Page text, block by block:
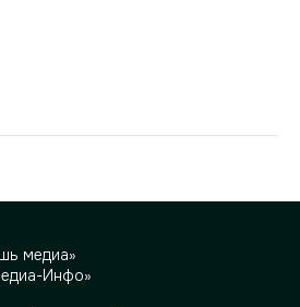
медиа»
Инфо»